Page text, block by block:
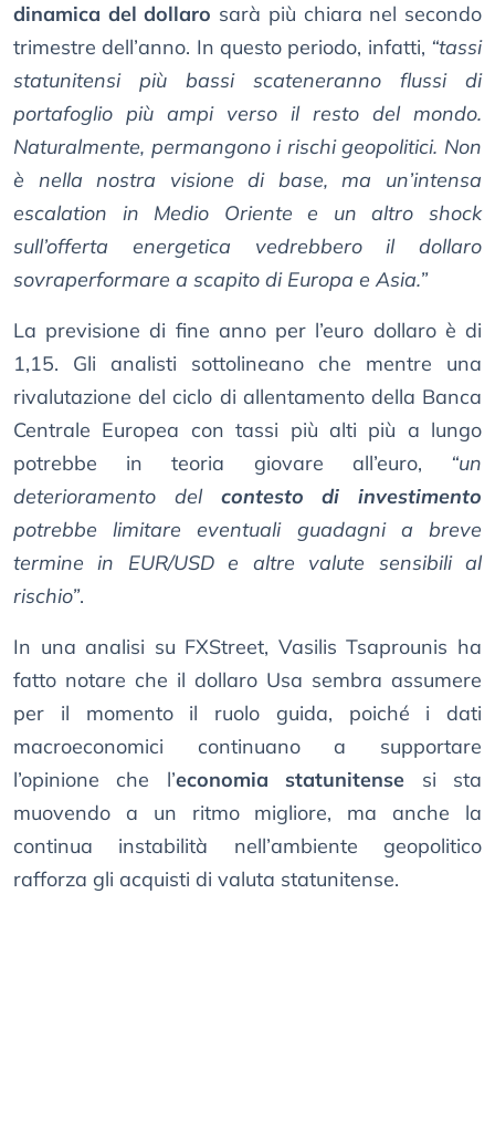
dinamica del dollaro sarà più chiara nel secondo
trimestre dell’anno. In questo periodo, infatti, “tassi
statunitensi più bassi scateneranno flussi di
portafoglio più ampi verso il resto del mondo.
Naturalmente, permangono i rischi geopolitici. Non
è nella nostra visione di base, ma un’intensa
escalation in Medio Oriente e un altro shock
sull’offerta energetica vedrebbero il dollaro
sovraperformare a scapito di Europa e Asia.”
La previsione di fine anno per l’euro dollaro è di
1,15. Gli analisti sottolineano che mentre una
rivalutazione del ciclo di allentamento della Banca
Centrale Europea con tassi più alti più a lungo
potrebbe in teoria giovare all’euro, “un
deterioramento del contesto di investimento
potrebbe limitare eventuali guadagni a breve
termine in EUR/USD e altre valute sensibili al
rischio”.
In una analisi su FXStreet, Vasilis Tsaprounis ha
fatto notare che il dollaro Usa sembra assumere
per il momento il ruolo guida, poiché i dati
macroeconomici continuano a supportare
l’opinione che l’economia statunitense si sta
muovendo a un ritmo migliore, ma anche la
continua instabilità nell’ambiente geopolitico
rafforza gli acquisti di valuta statunitense.